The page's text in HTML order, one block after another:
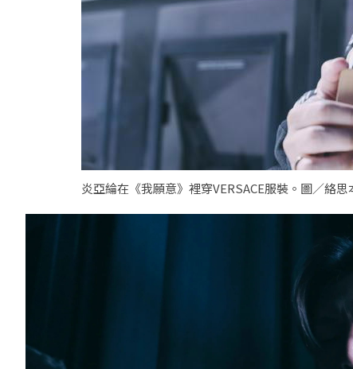
炎亞綸在《我願意》裡穿VERSACE服裝。圖／絡